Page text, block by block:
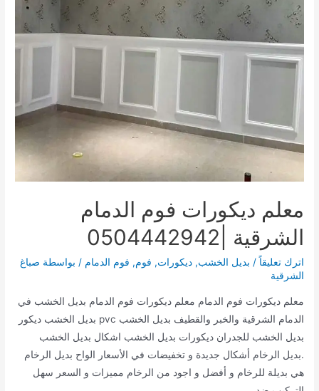
معلم ديكورات فوم الدمام
الشرقية |0504442942
اترك تعليقاً / بديل الخشب,ديكورات, فوم, فوم الدمام / بواسطة صباغ
الشرقية
معلم ديكورات فوم الدمام معلم ديكورات فوم الدمام بديل الخشب في
الدمام الشرقية والخبر والقطيف بديل الخشب pvc بديل الخشب ديكور
بديل الخشب للجدران ديكورات بديل الخشب اشكال بديل الخشب
.بديل الرخام أشكال جديدة و تخفيضات في الأسعار الواح بديل الرخام
هي بديلة للرخام و أفضل و اجود من الرخام مميزات و السعر سهل